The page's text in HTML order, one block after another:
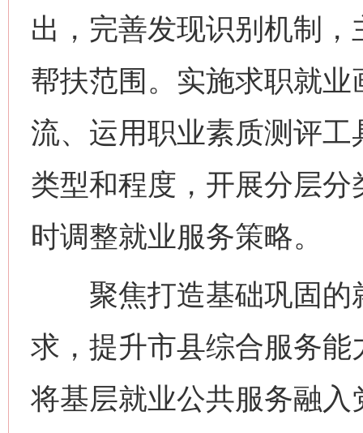
出，完善发现识别机制
帮扶范围。实施求职就
流、运用职业素质测评
类型和程度，开展分层
时调整就业服务策略。
聚焦打造基础巩固的
求，提升市县综合服务
将基层就业公共服务融